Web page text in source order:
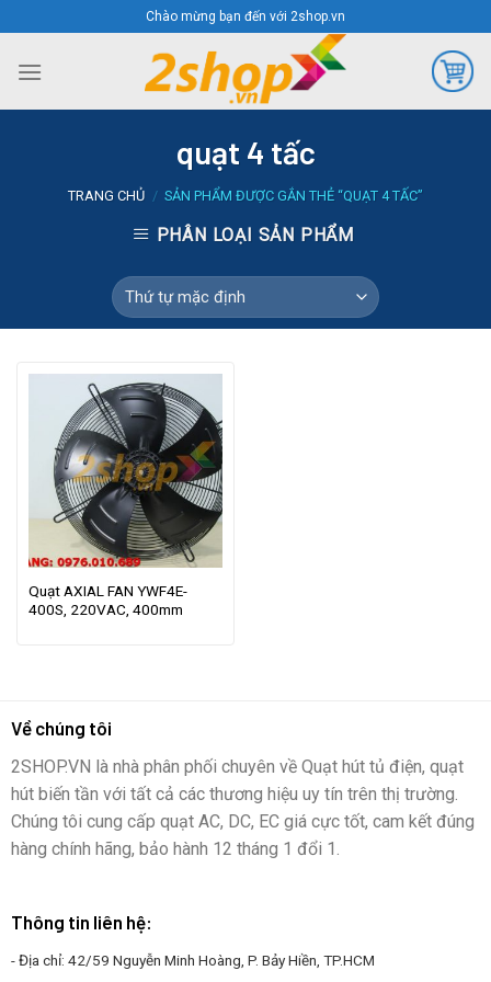
to
content
Chào mừng bạn đến với 2shop.vn
quạt 4 tấc
TRANG CHỦ / SẢN PHẨM ĐƯỢC GẮN THẺ “QUẠT 4 TẤC”
PHÂN LOẠI SẢN PHẨM
Quạt AXIAL FAN YWF4E-
400S, 220VAC, 400mm
Về chúng tôi
2SHOP.VN là nhà phân phối chuyên về Quạt hút tủ điện, quạt
hút biến tần với tất cả các thương hiệu uy tín trên thị trường.
Chúng tôi cung cấp quạt AC, DC, EC giá cực tốt, cam kết đúng
hàng chính hãng, bảo hành 12 tháng 1 đổi 1.
Thông tin liên hệ:
- Địa chỉ: 42/59 Nguyễn Minh Hoàng, P. Bảy Hiền, TP.HCM